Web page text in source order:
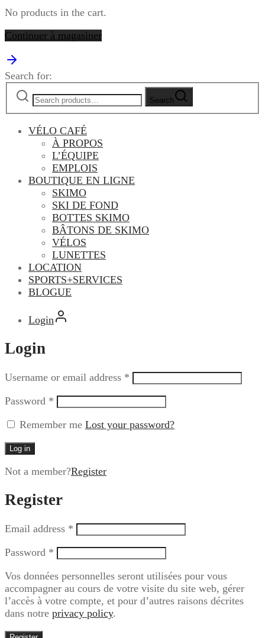
No products in the cart.
Continuer à magasiner
Search for:
Search
VÉLO CAFÉ
À PROPOS
L’ÉQUIPE
EMPLOIS
BOUTIQUE EN LIGNE
SKIMO
SKI DE FOND
BOTTES SKIMO
BÂTONS DE SKIMO
VÉLOS
LUNETTES
LOCATION
SPORTS+SERVICES
BLOGUE
Login
Login
Username or email address *
Password *
Remember me Lost your password?
Log in
Not a member?Register
Register
Email address *
Password *
Vos données personnelles seront utilisées pour vous
accompagner au cours de votre visite du site web, gérer
l’accès à votre compte, et pour d’autres raisons décrites
dans notre privacy policy.